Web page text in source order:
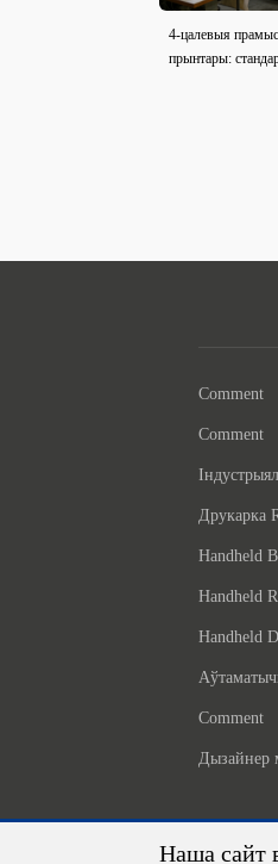
4-цалевыя
прынтары:
Наша сайт
Comment
Comment
Друкарка
Handheld
Handheld
Handheld
Comment
Дызайнер